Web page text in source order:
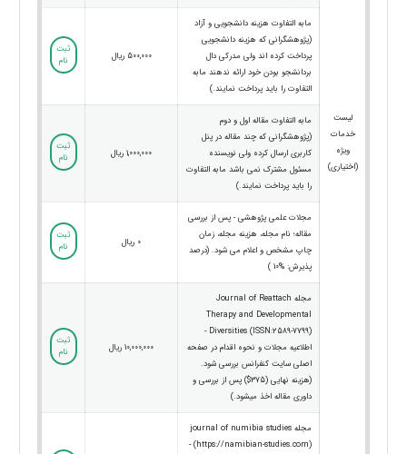
لیست
خدمات
ویژه
(اختیاری)
مابه التفاوت هزینه دانشجویی و آزاد
(پژوهشگرانی که هزینه دانشجویی
پرداخت کرده اند ولی مدرکی دال
بردانشجو بودن خود ارائه ندهند مابه
التفاوت را باید پرداخت نمایند.)
500,000 ریال
ثبت
نام
مابه التفاوت مقاله اول و دوم
(پژوهشگرانی که چند مقاله در پنل
کاربری ارسال کرده ولی نویسنده
مسئول مشترک نمی باشد مابه التفاوت
را باید پرداخت نمایند.)
1,000,000 ریال
ثبت
نام
مجلات علمی پژوهشی - پس از بررسی
مقاله؛ نام مجله، هزینه مجله، زمان
چاپ مشخص و اعلام می شود. (درصد
پذیرش: %10 )
0 ریال
ثبت
نام
مجله Journal of Reattach
Therapy and Developmental
Diversities (ISSN:2589-7799) -
اطلاعیه مجلات و نحوه اقدام در صفحه
اصلی سایت کنفرانس بررسی شود.
(هزینه نهایی (375$) پس از بررسی و
داوری مقاله اخذ میشود.)
10,000,000 ریال
ثبت
نام
مجله journal of numibia studies
(https://namibian-studies.com) -